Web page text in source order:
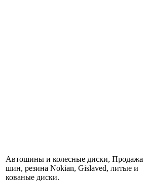
Автошины и колесные диски, Продажа
шин, резина Nokian, Gislaved, литые и
кованые диски.